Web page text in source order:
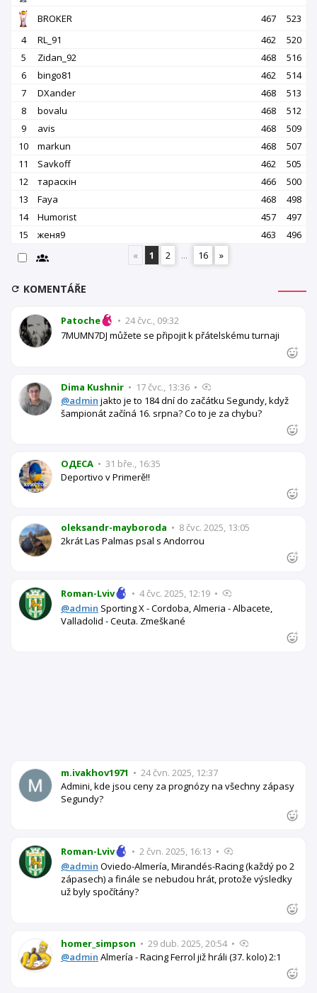
BROKER
467
523
4
RL_91 462
520
5
Zidan_92 468
516
6
bingo81 462
514
7
DXander 468
513
8
bovalu 468
512
9
avis 468
509
10
markun 468
507
11
Savkoff 462
505
12
тараскін 466
500
13
Faya 468
498
14
Humorist 457
497
15
женя9 463
496
«
1 2 ... 16 »
KOMENTÁŘE
Patoche • 24 čvc., 09:32
7MUMN7DJ můžete se připojit k přátelskému turnaji
Dima Kushnir • 17 čvc., 13:36 •
@admin jakto je to 184 dní do začátku Segundy, když
šampionát začíná 16. srpna? Co to je za chybu?
OДЕСА • 31 bře., 16:35
Deportivo v Primerě!!
oleksandr-mayboroda • 8 čvc. 2025, 13:05
2krát Las Palmas psal s Andorrou
Roman-Lviv • 4 čvc. 2025, 12:19 •
@admin Sporting X - Cordoba, Almeria - Albacete,
Valladolid - Ceuta. Zmeškané
m.ivakhov1971 • 24 čvn. 2025, 12:37
Admini, kde jsou ceny za prognózy na všechny zápasy
Segundy?
Roman-Lviv • 2 čvn. 2025, 16:13 •
@admin Oviedo-Almería, Mirandés-Racing (každý po 2
zápasech) a finále se nebudou hrát, protože výsledky
už byly spočítány?
homer_simpson • 29 dub. 2025, 20:54 •
@admin Almería - Racing Ferrol již hráli (37. kolo) 2:1